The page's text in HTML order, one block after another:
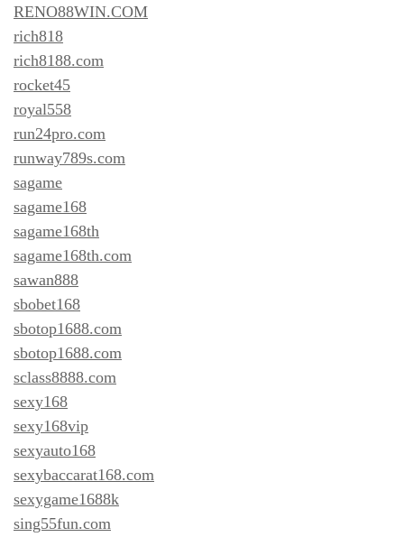
RENO88WIN.COM
rich818
rich8188.com
rocket45
royal558
run24pro.com
runway789s.com
sagame
sagame168
sagame168th
sagame168th.com
sawan888
sbobet168
sbotop1688.com
sbotop1688.com
sclass8888.com
sexy168
sexy168vip
sexyauto168
sexybaccarat168.com
sexygame1688k
sing55fun.com